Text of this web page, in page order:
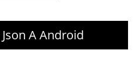
A Android